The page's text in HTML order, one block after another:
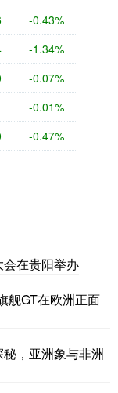
-0.43%
-1.34%
-0.07%
-0.01%
-0.47%
在贵阳举办
舰GT在欧洲正面
，亚洲象与非洲